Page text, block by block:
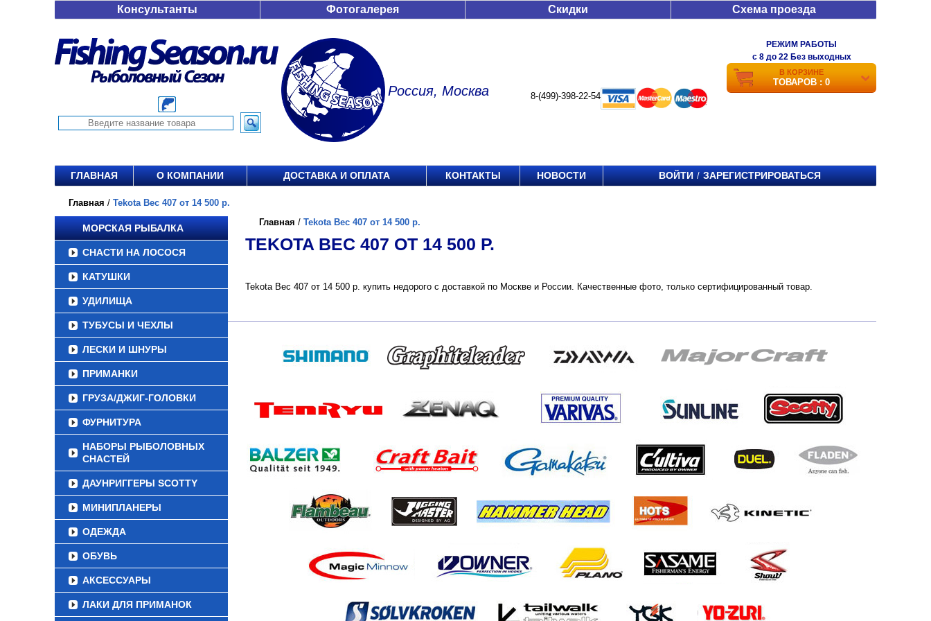
Консультанты Фотогалерея Скидки Схема проезда
Россия, Москва 8-(499)-398-22-54
РЕЖИМ РАБОТЫ
c 8 до 22 Без выходных
В КОРЗИНЕ
ТОВАРОВ : 0
ГЛАВНАЯ О КОМПАНИИ ДОСТАВКА И ОПЛАТА КОНТАКТЫ НОВОСТИ ВОЙТИ / ЗАРЕГИСТРИРОВАТЬСЯ
Главная / Tekota Вес 407 от 14 500 р.
МОРСКАЯ РЫБАЛКА
СНАСТИ НА ЛОСОСЯ
КАТУШКИ
УДИЛИЩА
ТУБУСЫ И ЧЕХЛЫ
ЛЕСКИ И ШНУРЫ
ПРИМАНКИ
ГРУЗА/ДЖИГ-ГОЛОВКИ
ФУРНИТУРА
НАБОРЫ РЫБОЛОВНЫХ
СНАСТЕЙ
ДАУНРИГГЕРЫ SCOTTY
МИНИПЛАНЕРЫ
ОДЕЖДА
ОБУВЬ
АКСЕССУАРЫ
ЛАКИ ДЛЯ ПРИМАНОК
Главная / Tekota Вес 407 от 14 500 р.
TEKOTA ВЕС 407 ОТ 14 500 Р.
Tekota Вес 407 от 14 500 р. купить недорого с доставкой по Москве и России. Качественные фото, только сертифицированный товар.